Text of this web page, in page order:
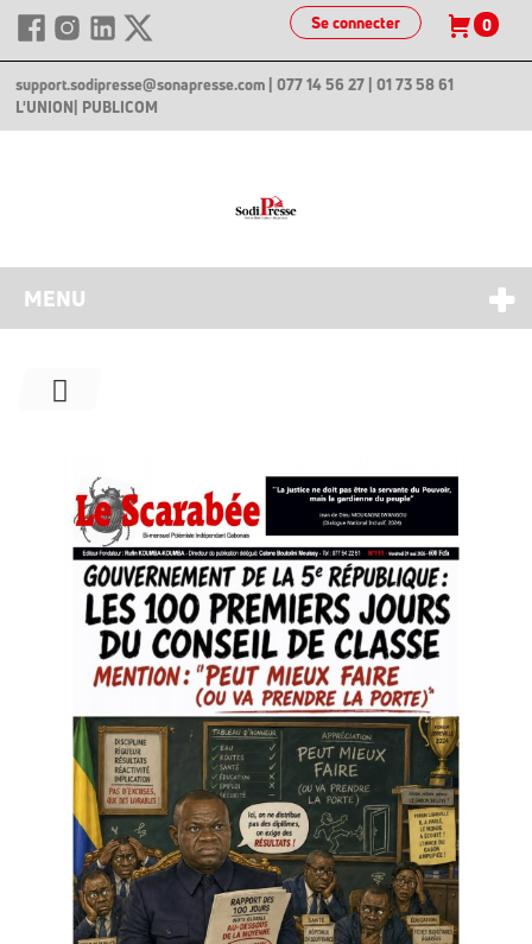
Se connecter 0
support.sodipresse@sonapresse.com | 077 14 56 27 | 01 73 58 61
L'UNION | PUBLICOM
MENU